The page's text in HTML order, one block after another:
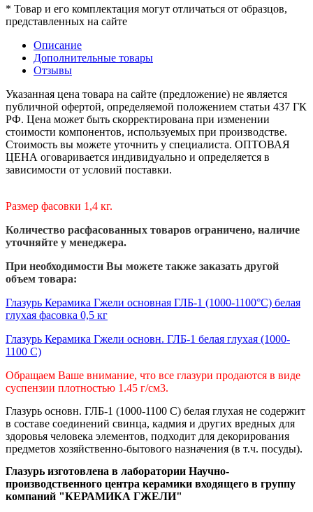
* Товар и его комплектация могут отличаться от образцов,
представленных на сайте
Описание
Дополнительные товары
Отзывы
Указанная цена товара на сайте (предложение) не является
публичной офертой, определяемой положением статьи 437 ГК
РФ. Цена может быть скорректирована при изменении
стоимости компонентов, используемых при производстве.
Стоимость вы можете уточнить у специалиста. ОПТОВАЯ
ЦЕНА оговаривается индивидуально и определяется в
зависимости от условий поставки.
Размер фасовки 1,4 кг.
Количество расфасованных товаров ограничено, наличие
уточняйте у менеджера.
При необходимости Вы можете также заказать другой
объем товара:
Глазурь Керамика Гжели основная ГЛБ-1 (1000-1100°С) белая
глухая фасовка 0,5 кг
Глазурь Керамика Гжели основн. ГЛБ-1 белая глухая (1000-
1100 С)
Обращаем Ваше внимание, что все глазури продаются в виде
суспензии плотностью 1.45 г/см3.
Глазурь основн. ГЛБ-1 (1000-1100 С) белая глухая не содержит
в составе соединений свинца, кадмия и других вредных для
здоровья человека элементов, подходит для декорирования
предметов хозяйственно-бытового назначения (в т.ч. посуды).
Глазурь изготовлена в лаборатории Научно-
производственного центра керамики входящего в группу
компаний "КЕРАМИКА ГЖЕЛИ"